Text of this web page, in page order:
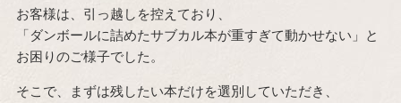
お客様は、引っ越しを控えており、
「ダンボールに詰めたサブカル本が重すぎて動かせない」と
お困りのご様子でした。
そこで、まずは残したい本だけを選別していただき、